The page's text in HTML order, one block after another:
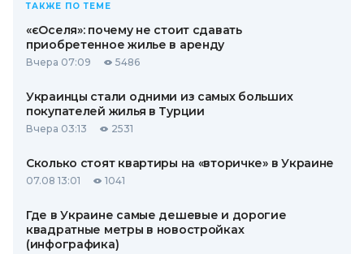
ТАКЖЕ ПО ТЕМЕ
«єОселя»: почему не стоит сдавать
приобретенное жилье в аренду
Вчера 07:09 5486
Украинцы стали одними из самых больших
покупателей жилья в Турции
Вчера 03:13 2531
Сколько стоят квартиры на «вторичке» в Украине
07.08 13:01 1041
Где в Украине самые дешевые и дорогие
квадратные метры в новостройках
(инфографика)